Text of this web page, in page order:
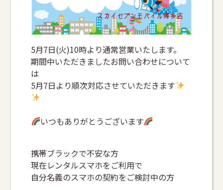
5月7日(火)10時より通常営業いたします。
期間中いただきましたお問い合わせについて
は
5月7日より順次対応させていただきます
いつもありがとうございます
携帯ブラックで不安な方
現在レンタルスマホをご利用で
自分名義のスマホの契約をご検討中の方